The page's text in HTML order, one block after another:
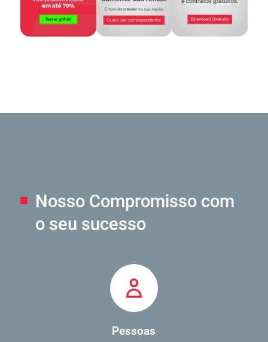
Nosso Compromisso com
o seu sucesso
Pessoas